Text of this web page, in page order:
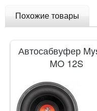
Похожие товары
Автосабвуфер
MO 12S